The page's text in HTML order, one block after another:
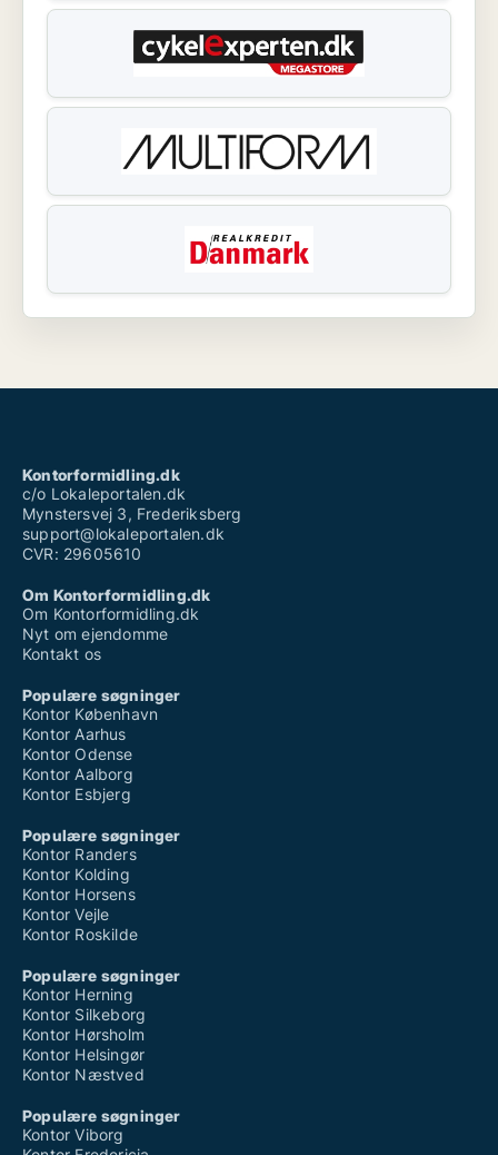
Kontorformidling.dk
c/o Lokaleportalen.dk
Mynstersvej 3, Frederiksberg
support@lokaleportalen.dk
CVR: 29605610
Om Kontorformidling.dk
Om Kontorformidling.dk
Nyt om ejendomme
Kontakt os
Populære søgninger
Kontor København
Kontor Aarhus
Kontor Odense
Kontor Aalborg
Kontor Esbjerg
Populære søgninger
Kontor Randers
Kontor Kolding
Kontor Horsens
Kontor Vejle
Kontor Roskilde
Populære søgninger
Kontor Herning
Kontor Silkeborg
Kontor Hørsholm
Kontor Helsingør
Kontor Næstved
Populære søgninger
Kontor Viborg